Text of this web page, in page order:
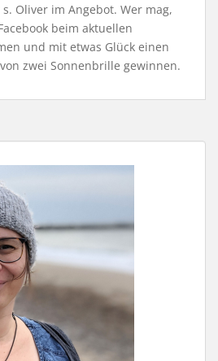
Oliver im Angebot. Wer mag,
beim aktuellen
und mit etwas Glück einen
zwei Sonnenbrille gewinnen.